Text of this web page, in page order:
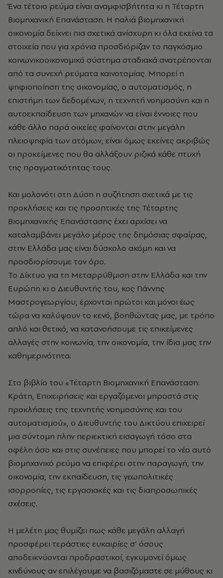
Ένα τέτοιο ρεύμα είναι αναμφισβήτητα κι η Τέταρτη
Βιομηχανική Επανάσταση. Η παλιά βιομηχανική
οικονομία δείχνει πια σχετικά ανίσχυρη κι όλα εκείνα τα
στοιχεία που για χρόνια προσδιόριζαν το παγκόσμιο
κοινωνικοοικονομικό σύστημα σταδιακά ανατρέπονται
από τa συνεχή ρεύματα καινοτομίας. Μπορεί η
ψηφιοποίηση της οικονομίας, ο αυτοματισμός, η
επιστήμη των δεδομένων, η τεχνητή νοημοσύνη και η
αυτοεκπαίδευση των μηχανών να είναι έννοιες που
κάθε άλλο παρά οικείες φαίνονται στην μεγάλη
πλειοψηφία των ατόμων, είναι όμως εκείνες ακριβώς
οι προκείμενες που θα αλλάξουν ριζικά κάθε πτυχή
της πραγματικότητας τους.
Και μολονότι στη Δύση η συζήτηση σχετικά με τις
προκλήσεις και τις προοπτικές της Τέταρτης
Βιομηχανικής Επανάστασης έχει αρχίσει να
καταλαμβάνει μεγάλο μέρος της δημόσιας σφαίρας,
στην Ελλάδα μας είναι δύσκολο ακόμη και να
προσδιορίσουμε τον όρο.
Το Δίκτυο για τη Μεταρρύθμιση στην Ελλάδα και την
Ευρώπη κι ο Διευθυντής του, κος Γιάννης
Μαστρογεωργίου, έρχονται πρώτοι και μόνοι έως
τώρα να καλύψουν το κενό, βοηθώντας μας, με τρόπο
απλό και θετικό, να κατανοήσουμε τις επικείμενες
αλλαγές στην κοινωνία, την οικονομία, την ίδια μας την
καθημερινότητα.
Στο βιβλίο του «Τέταρτη Βιομηχανική Επανάσταση:
Κράτη, Επιχειρήσεις και εργαζόμενοι μπροστά στις
προκλήσεις της τεχνητής νοημοσύνης και του
αυτοματισμού», ο Διευθυντής του Δικτύου επιχειρεί
μια σύντομη πλην περιεκτική εισαγωγή τόσο στα
οφέλη όσο και στις συνέπειες που μπορεί το νέο αυτό
βιομηχανικό ρεύμα να επιφέρει στην παραγωγή, την
οικονομία, την εκπαίδευση, τις γεωπολιτικές
ισορροπίες, τις εργασιακές και τις διαπροσωπικές
σχέσεις.
Η μελέτη μας θυμίζει πως κάθε μεγάλη αλλαγή
προσφέρει τεράστιες ευκαιρίες σ’ όσους
αποδεικνύονται προδραστικοί, εγκυμονεί όμως
κινδύνους αν επιλέγουμε να βασιζόμαστε σε μύθους κι